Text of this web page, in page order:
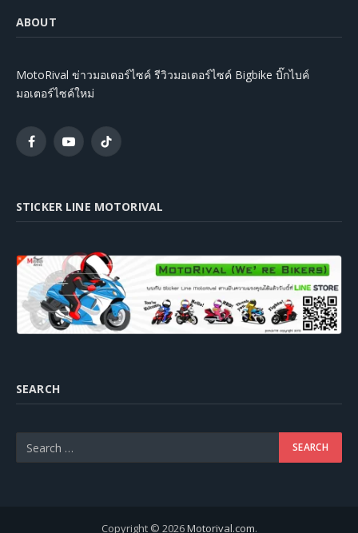
ABOUT
MotoRival ข่าวมอเตอร์ไซค์ รีวิวมอเตอร์ไซค์ Bigbike บิ๊กไบค์
มอเตอร์ไซค์ใหม่
FacebookYouTubeTikTok
STICKER LINE MOTORIVAL
SEARCH
Copyright © 2026Motorival.com.